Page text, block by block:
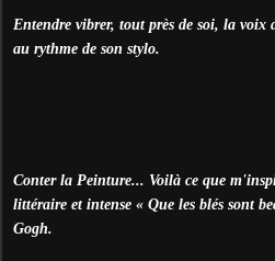
Entendre vibrer, tout près de soi, la
au rythme de son stylo.
Conter la Peinture... Voilà ce que
littéraire et intense « Que les blés sont
Gogh.